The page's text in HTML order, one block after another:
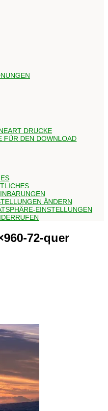
DRUCKE
FÜR DEN DOWNLOAD
ÄNDERN
EINSTELLUNGEN
72-quer